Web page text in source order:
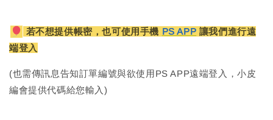
若不想提供帳密，也可使用手機 PS APP 讓我們進行遠
端登入
(也需傳訊息告知訂單編號與欲使用PS APP遠端登入，小皮
編會提供代碼給您輸入)